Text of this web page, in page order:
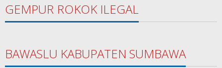
GEMPUR ROKOK ILEGAL
BAWASLU KABUPATEN SUMBAWA